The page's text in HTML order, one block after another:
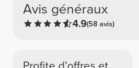
Avis généraux
4.9(58 avis)